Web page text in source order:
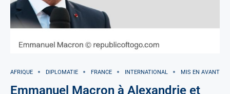
AFRIQUE DIPLOMATIE FRANCE INTERNATIONAL MIS EN AVANT
Emmanuel Macron à Alexandrie et